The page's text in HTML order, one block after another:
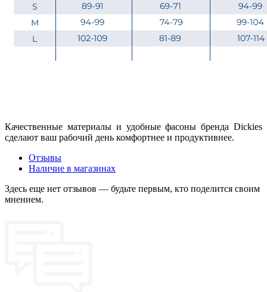
Качественные материалы и удобные фасоны бренда Dickies
сделают ваш рабочий день комфортнее и продуктивнее.
Отзывы
Наличие в магазинах
Здесь еще нет отзывов — будьте первым, кто поделится своим
мнением.